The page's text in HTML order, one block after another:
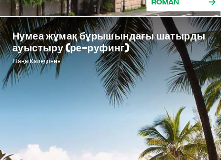
Нумеа жұмақ бұрышындағы шатырды
ауыстыру (ре-руфинг)
Жаңа Каледония